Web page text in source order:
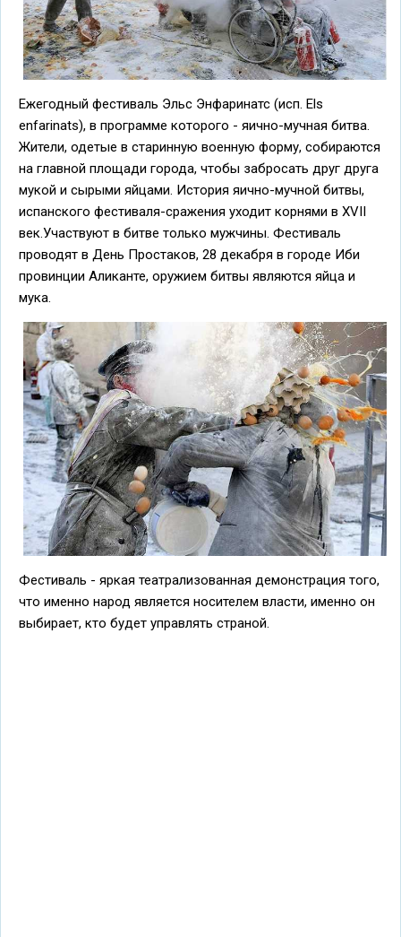
Ежегодный фестиваль Эльс Энфаринатс (исп. Els
enfarinats), в программе которого - яично-мучная битва.
Жители, одетые в старинную военную форму, собираются
на главной площади города, чтобы забросать друг друга
мукой и сырыми яйцами. История яично-мучной битвы,
испанского фестиваля-сражения уходит корнями в XVII
век.Участвуют в битве только мужчины. Фестиваль
проводят в День Простаков, 28 декабря в городе Иби
провинции Аликанте, оружием битвы являются яйца и
мука.
Фестиваль - яркая театрализованная демонстрация того,
что именно народ является носителем власти, именно он
выбирает, кто будет управлять страной.